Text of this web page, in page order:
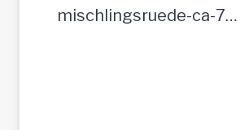
mischlingsruede-ca-7…